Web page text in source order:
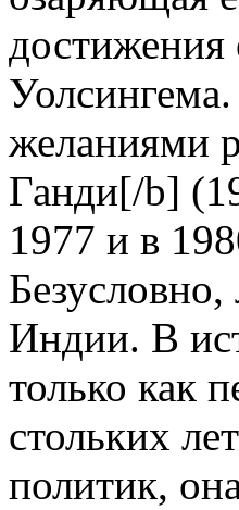
достижения
желаниями
Ганди[/b]
1977 и в
Индии. В
только как
стольких
политик,